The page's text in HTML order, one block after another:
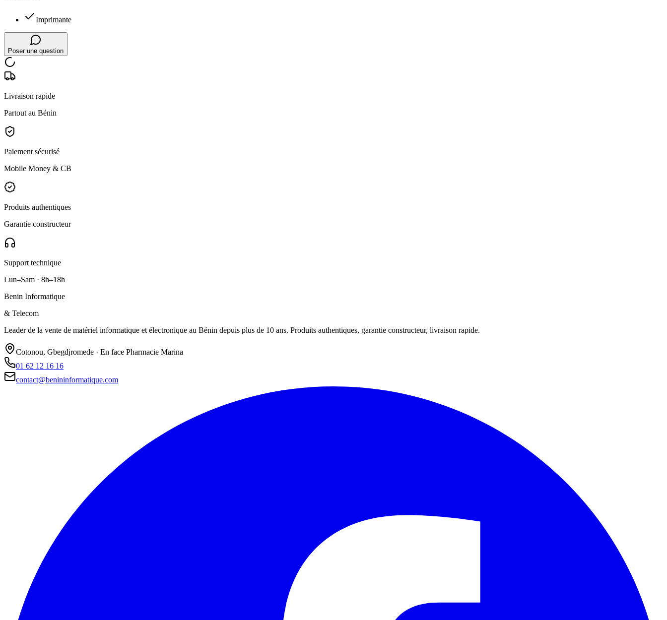
Imprimante
Poser une question
Livraison rapide
Partout au Bénin
Paiement sécurisé
Mobile Money & CB
Produits authentiques
Garantie constructeur
Support technique
Lun–Sam · 8h–18h
Benin Informatique
& Telecom
Leader de la vente de matériel informatique et électronique au Bénin depuis plus de 10 ans. Produits authentiques, garantie constructeur, livraison rapide.
Cotonou, Gbegdjromede · En face Pharmacie Marina
01 62 12 16 16
contact@benininformatique.com